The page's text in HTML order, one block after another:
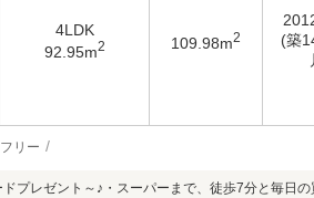
4LDK
92.95m2 109.98m2
(築
リー
プレゼント～♪・スーパーまで、徒歩7分と毎日の